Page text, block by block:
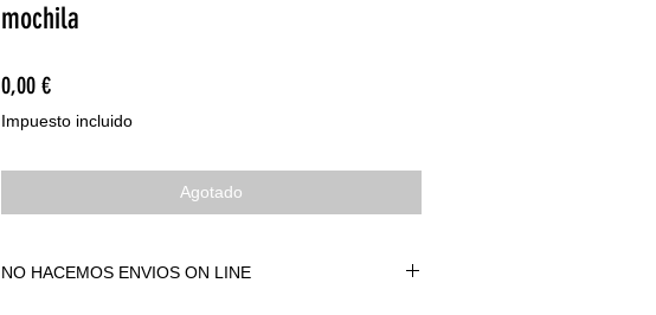
mochila
0,00 €Precio
Impuesto incluido
Agotado
NO HACEMOS ENVIOS ON LINE